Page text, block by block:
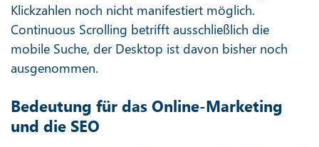
Klickzahlen noch nicht manifestiert möglich.
Continuous Scrolling betrifft ausschließlich die
mobile Suche, der Desktop ist davon bisher noch
ausgenommen.
Bedeutung für das Online-Marketing
und die SEO